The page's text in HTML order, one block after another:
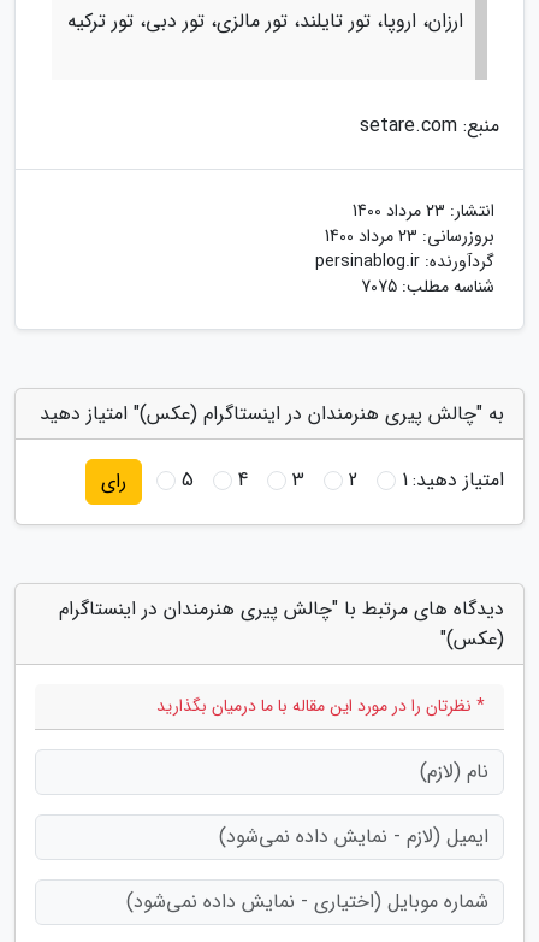
ارزان، اروپا، تور تایلند، تور مالزی، تور دبی، تور ترکیه
منبع: setare.com
انتشار: 23 مرداد 1400
بروزرسانی: 23 مرداد 1400
گردآورنده: persinablog.ir
شناسه مطلب: 7075
به "چالش پیری هنرمندان در اینستاگرام (عکس)" امتیاز دهید
امتیاز دهید:1
2
3
4
5 رای
دیدگاه های مرتبط با "چالش پیری هنرمندان در اینستاگرام
(عکس)"
* نظرتان را در مورد این مقاله با ما درمیان بگذارید